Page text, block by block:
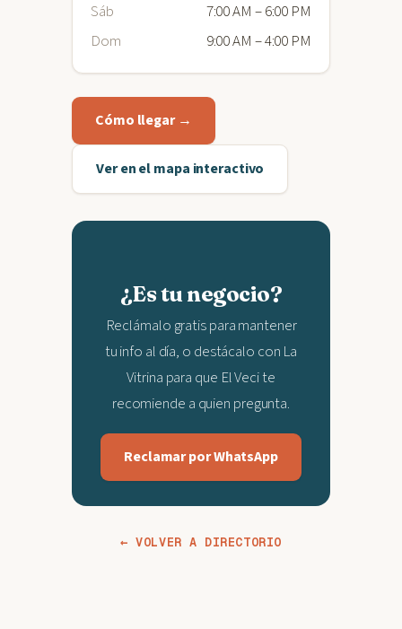
Sáb
7:00 AM – 6:00 PM
Dom
9:00 AM – 4:00 PM
Cómo llegar →
Ver en el mapa interactivo
¿Es tu negocio?
Reclámalo gratis para mantener
tu info al día, o destácalo con La
Vitrina para que El Veci te
recomiende a quien pregunta.
Reclamar por WhatsApp
← VOLVER A DIRECTORIO